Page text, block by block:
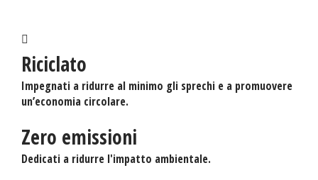
Riciclato
Impegnati a ridurre al minimo gli sprechi e a promuovere
un’economia circolare.
Zero emissioni
Dedicati a ridurre l'impatto ambientale.